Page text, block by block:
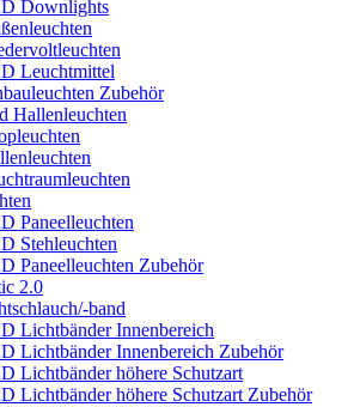
Downlights
Leuchtmittel
Zubehör
Hallenleuchten
Paneelleuchten
Stehleuchten
Paneelleuchten Zubehör
2.0
band
Lichtbänder Innenbereich
Lichtbänder Innenbereich Zubehör
Lichtbänder höhere Schutzart
Lichtbänder höhere Schutzart Zubehör